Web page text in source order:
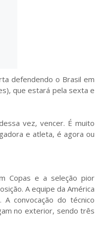
defendendo o Brasil em
que estará pela sexta e
vez, vencer. É muito
e atleta, é agora ou
Copas e a seleção pior
A equipe da América
A convocação do técnico
no exterior, sendo três